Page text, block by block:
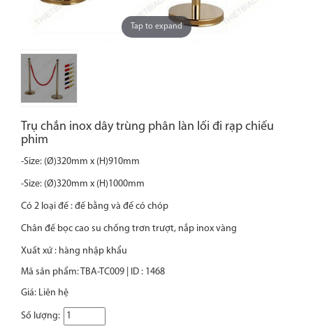
Tap to expand
Trụ chắn inox dây trùng phân làn lối đi rạp chiếu
phim
-Size: (Ø)320mm x (H)910mm
-Size: (Ø)320mm x (H)1000mm
Có 2 loại đế : đế bằng và đế có chóp
Chân đế bọc cao su chống trơn trượt, nắp inox vàng
Xuất xứ : hàng nhập khẩu
Mã sản phẩm: TBA-TC009 | ID : 1468
Giá: Liên hệ
Số lượng: